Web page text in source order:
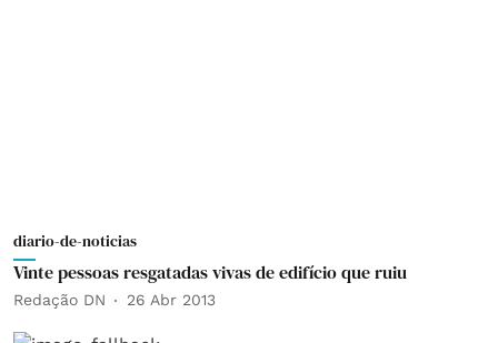
diario-de-noticias
Vinte pessoas resgatadas vivas de edifício que ruiu
Redação DN 26 Abr 2013